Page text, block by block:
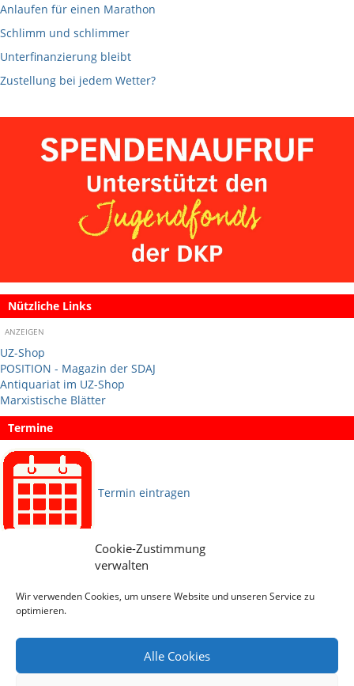
Cookie-Zustimmung
verwalten
Wir verwenden Cookies, um unsere Website und unseren Service zu
optimieren.
Alle Cookies
Anlaufen für einen Marathon
Schlimm und schlimmer
Unterfinanzierung bleibt
Zustellung bei jedem Wetter?
Nützliche Links
ANZEIGEN
UZ-Shop
POSITION - Magazin der SDAJ
Antiquariat im UZ-Shop
Marxistische Blätter
Termine
Termin eintragen
Social Media